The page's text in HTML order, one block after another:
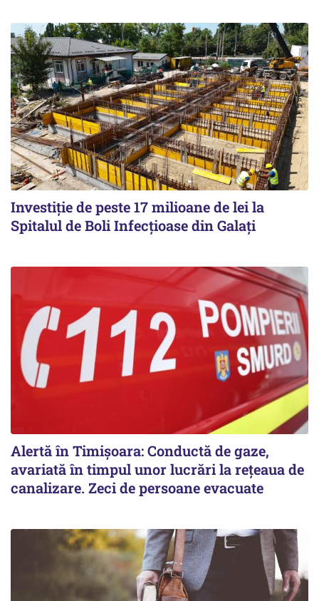
Investiție de peste 17 milioane de lei la
Spitalul de Boli Infecțioase din Galați
Alertă în Timișoara: Conductă de gaze,
avariată în timpul unor lucrări la rețeaua de
canalizare. Zeci de persoane evacuate